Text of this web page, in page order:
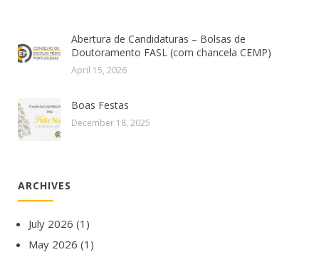
Abertura de Candidaturas – Bolsas de
Doutoramento FASL (com chancela CEMP)
April 15, 2026
Boas Festas
December 18, 2025
ARCHIVES
July 2026 (1)
May 2026 (1)